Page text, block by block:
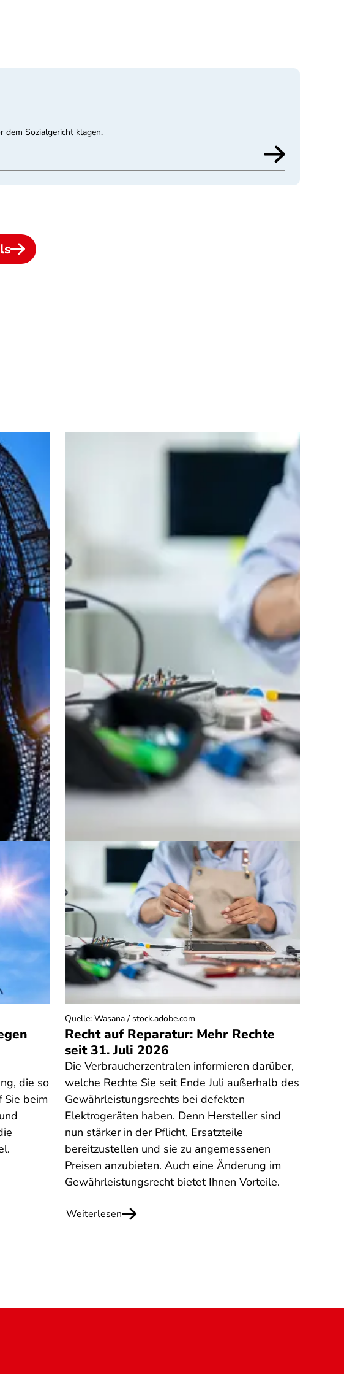
dem Sozialgericht klagen.
die so
Sie beim
Recht auf Reparatur: Mehr Rechte
seit 31. Juli 2026
Die Verbraucherzentralen informieren darüber,
welche Rechte Sie seit Ende Juli außerhalb des
Gewährleistungsrechts bei defekten
Elektrogeräten haben. Denn Hersteller sind
nun stärker in der Pflicht, Ersatzteile
bereitzustellen und sie zu angemessenen
Preisen anzubieten. Auch eine Änderung im
Gewährleistungsrecht bietet Ihnen Vorteile.
Weiterlesen
Quelle: Wasana / stock.adobe.com